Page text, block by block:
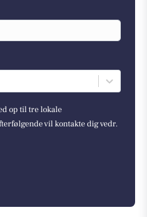
op til tre lokale
vil kontakte dig vedr.